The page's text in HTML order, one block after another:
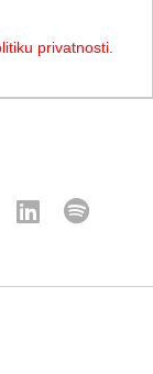
privatnosti.